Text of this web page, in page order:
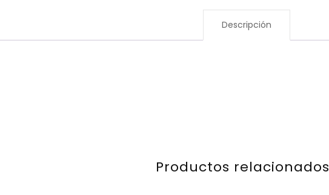
Descripción
Productos relacionados